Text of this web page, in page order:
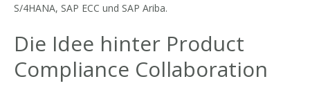
S/4HANA, SAP ECC und SAP Ariba.
Die Idee hinter Product
Compliance Collaboration